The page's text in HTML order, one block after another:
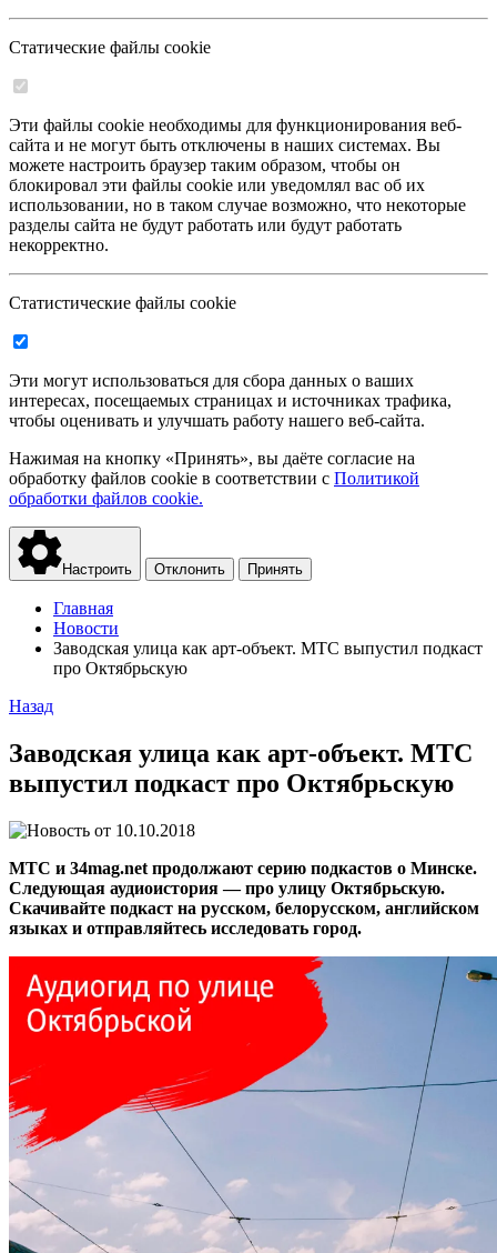
Статические файлы cookie
Эти файлы cookie необходимы для функционирования веб-
сайта и не могут быть отключены в наших системах. Вы
можете настроить браузер таким образом, чтобы он
блокировал эти файлы cookie или уведомлял вас об их
использовании, но в таком случае возможно, что некоторые
разделы сайта не будут работать или будут работать
некорректно.
Статистические файлы cookie
Эти могут использоваться для сбора данных о ваших
интересах, посещаемых страницах и источниках трафика,
чтобы оценивать и улучшать работу нашего веб-сайта.
Нажимая на кнопку «Принять», вы даёте согласие на
обработку файлов cookie в соответствии с Политикой
обработки файлов cookie.
Настроить Отклонить Принять
Главная
Новости
Заводская улица как арт-объект. МТС выпустил подкаст
про Октябрьскую
Назад
Заводская улица как арт-объект. МТС
выпустил подкаст про Октябрьскую
10.10.2018
МТС и 34mag.net продолжают серию подкастов о Минске.
Следующая аудиоистория — про улицу Октябрьскую.
Скачивайте подкаст на русском, белорусском, английском
языках и отправляйтесь исследовать город.